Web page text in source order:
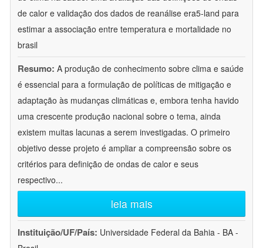
de calor e validação dos dados de reanálise era5-land para
estimar a associação entre temperatura e mortalidade no
brasil
Resumo: A produção de conhecimento sobre clima e saúde
é essencial para a formulação de políticas de mitigação e
adaptação às mudanças climáticas e, embora tenha havido
uma crescente produção nacional sobre o tema, ainda
existem muitas lacunas a serem investigadas. O primeiro
objetivo desse projeto é ampliar a compreensão sobre os
critérios para definição de ondas de calor e seus
respectivo...
leia mais
Instituição/UF/País: Universidade Federal da Bahia - BA -